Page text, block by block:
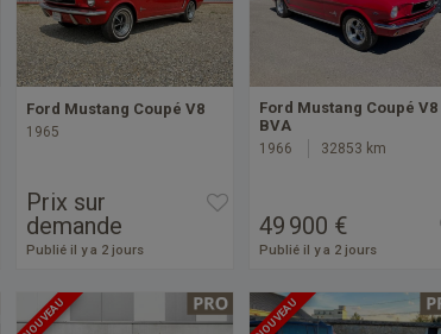
Ford Mustang Coupé V8
1965
Prix sur
demande
Publié il y a 2 jours
Ford Mustang Coupé V8
BVA
1966 32853 km
49 900 €
Publié il y a 2 jours
NOUVEAU NOUVEAU